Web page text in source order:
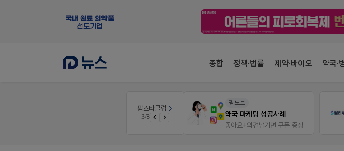
종합 정책·법률 제약·바이오 약국·
팜스타클럽
3/8 듀오락 스탑과 여름철 장질환 대응법
팜노트
약국 마케팅 성공사례
좋아요+의견남기면 쿠폰 증정